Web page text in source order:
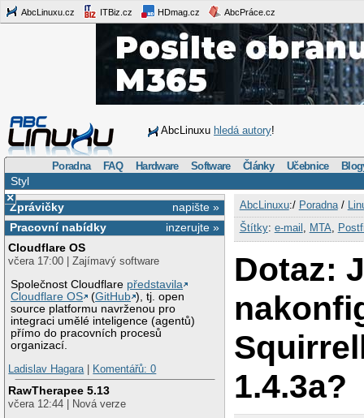
AbcLinuxu.cz ITBiz.cz HDmag.cz AbcPráce.cz
AbcLinuxu hledá autory!
Poradna FAQ Hardware Software Články Učebnice
Styl
×
napište »
Zprávičky
inzerujte »
Pracovní nabídky
Cloudflare OS
včera 17:00 | Zajímavý software
Společnost Cloudflare představila
Cloudflare OS
(GitHub ), tj. open
source platformu navrženou pro
integraci umělé inteligence (agentů)
přímo do pracovních procesů
organizací.
Ladislav Hagara| Komentářů: 0
RawTherapee 5.13
včera 12:44 | Nová verze
AbcLinuxu:/ Poradna/
Štítky: e-mail MTA
Dotaz:
1.4.3a?